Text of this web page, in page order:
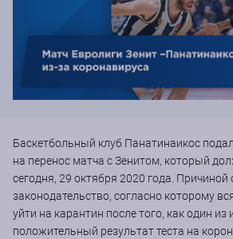
Баскетбольный клуб Панатинаикос
на перенос матча с Зенитом, который
сегодня, 29 октября 2020 года. Причиной
законодательство, согласно которому
уйти на карантин после того, как один из
положительный результат теста на